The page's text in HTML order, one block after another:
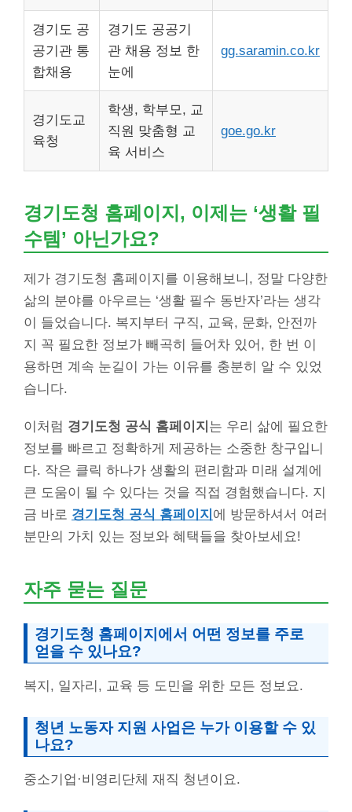
경기도 공
공기관 통
합채용
경기도 공공기
관 채용 정보 한
눈에
gg.saramin.co.kr
경기도교
육청
학생, 학부모, 교
직원 맞춤형 교
육 서비스
goe.go.kr
경기도청 홈페이지, 이제는 ‘생활 필
수템’ 아닌가요?
제가 경기도청 홈페이지를 이용해보니, 정말 다양한
삶의 분야를 아우르는 ‘생활 필수 동반자’라는 생각
이 들었습니다. 복지부터 구직, 교육, 문화, 안전까
지 꼭 필요한 정보가 빼곡히 들어차 있어, 한 번 이
용하면 계속 눈길이 가는 이유를 충분히 알 수 있었
습니다.
이처럼 경기도청 공식 홈페이지 는 우리 삶에 필요한
정보를 빠르고 정확하게 제공하는 소중한 창구입니
다. 작은 클릭 하나가 생활의 편리함과 미래 설계에
큰 도움이 될 수 있다는 것을 직접 경험했습니다. 지
금 바로 경기도청 공식 홈페이지 에 방문하셔서 여러
분만의 가치 있는 정보와 혜택들을 찾아보세요!
자주 묻는 질문
경기도청 홈페이지에서 어떤 정보를 주로
얻을 수 있나요?
복지, 일자리, 교육 등 도민을 위한 모든 정보요.
청년 노동자 지원 사업은 누가 이용할 수 있
나요?
중소기업·비영리단체 재직 청년이요.